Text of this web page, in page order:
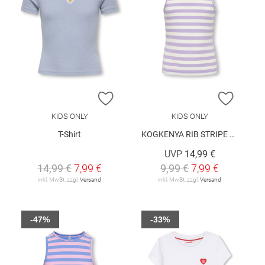
ZUR WUNSCHLISTE HINZUFÜGEN
KIDS ONLY
T-Shirt
14,99 €7,99 €
inkl. MwSt. zzgl. Versand
ZUR
KIDS ONLY
KOGKENYA RIB STRIPE TANK TOP JRS
UVP 14,99 €
9,99 €7,99 €
inkl. MwSt. zzgl. Versand
-47% -33%